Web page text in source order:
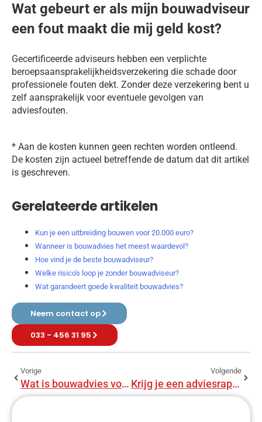
Wat gebeurt er als mijn bouwadviseur
een fout maakt die mij geld kost?
Gecertificeerde adviseurs hebben een verplichte
beroepsaansprakelijkheidsverzekering die schade door
professionele fouten dekt. Zonder deze verzekering bent u
zelf aansprakelijk voor eventuele gevolgen van
adviesfouten.
* Aan de kosten kunnen geen rechten worden ontleend.
De kosten zijn actueel betreffende de datum dat dit artikel
is geschreven.
Gerelateerde artikelen
Kun je een uitbreiding bouwen voor 20.000 euro?
Wanneer is bouwadvies het meest waardevol?
Hoe vind je de beste bouwadviseur?
Welke risico's loop je zonder bouwadviseur?
Wat garandeert goede kwaliteit bouwadvies?
Neem contact op
033 - 456 31 95
Vorige
Wat is bouwadvies voor monumenten?
Volgende
Krijg je een adviesrapport van bouwadviseur?